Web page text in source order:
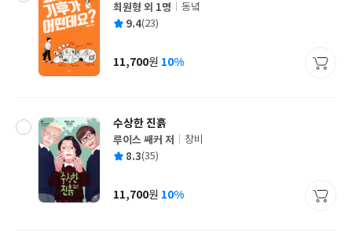
글
쓴
최원형 외 1명
출
사
동녘
평 9.4(23)
가
11,700원 10%
수상한 진흙
글
쓴
루이스 쌔커 저
출
사
창비
평 8.3(35)
가
11,700원 10%